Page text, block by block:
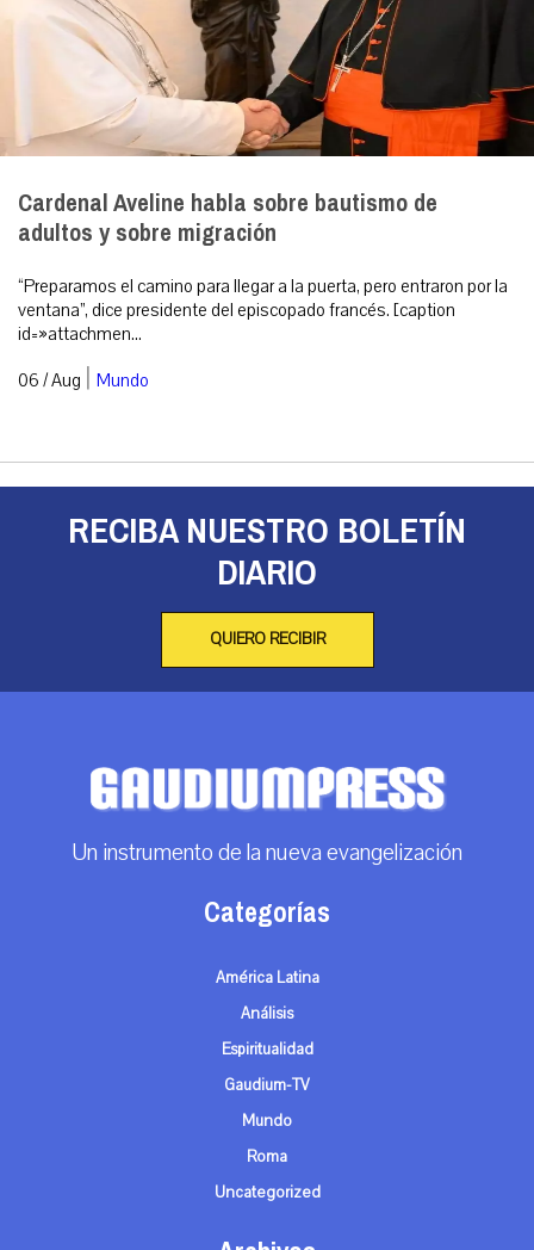
Cardenal Aveline habla sobre bautismo de
adultos y sobre migración
“Preparamos el camino para llegar a la puerta, pero entraron por la
ventana”, dice presidente del episcopado francés. [caption
id=»attachmen...
06 / Aug | Mundo
RECIBA NUESTRO BOLETÍN
DIARIO
QUIERO RECIBIR
Un instrumento de la nueva evangelización
Categorías
América Latina
Análisis
Espiritualidad
Gaudium-TV
Mundo
Roma
Uncategorized